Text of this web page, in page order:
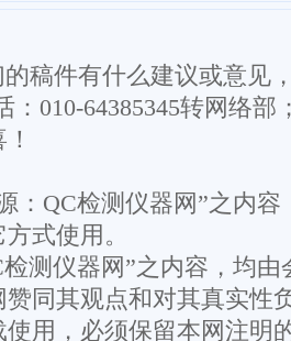
稿件有什么建议或意见
：010-64385345转网络
：QC检测仪器网”之内
式使用。
测仪器网”之内容，均
同其观点和对其真实性
用，必须保留本网注明